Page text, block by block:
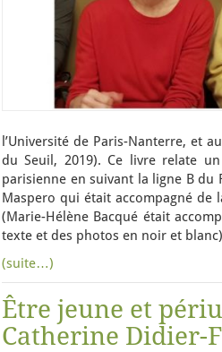
l’Université de Paris-Nanterre, et
du Seuil, 2019). Ce livre relate
parisienne en suivant la ligne B du
Maspero qui était accompagné de
(Marie-Hélène Bacqué était
texte et des photos en noir et
(suite…)
Être jeune et
Catherine Didier-